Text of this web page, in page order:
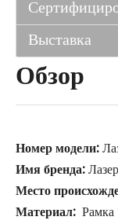
Выставка
Обзор
Номер модели:
Имя бренда:
Место
Материал: